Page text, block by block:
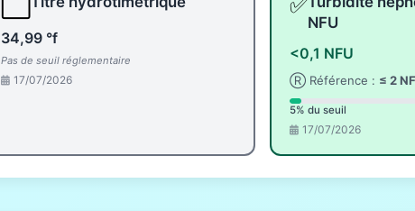
34,99 °f
Pas de seuil réglementaire
17/07/2026
✅
NFU
<0,1 NFU
Ⓡ Référence : ≤ 2
5% du seuil
17/07/2026